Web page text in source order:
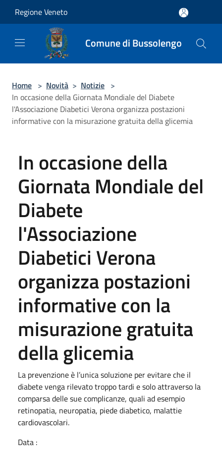
Regione Veneto
Comune di Bussolengo
Home > Novità > Notizie >
In occasione della Giornata Mondiale del Diabete
l'Associazione Diabetici Verona organizza postazioni
informative con la misurazione gratuita della glicemia
In occasione della
Giornata Mondiale del
Diabete
l'Associazione
Diabetici Verona
organizza postazioni
informative con la
misurazione gratuita
della glicemia
La prevenzione è l’unica soluzione per evitare che il
diabete venga rilevato troppo tardi e solo attraverso la
comparsa delle sue complicanze, quali ad esempio
retinopatia, neuropatia, piede diabetico, malattie
cardiovascolari.
Data :